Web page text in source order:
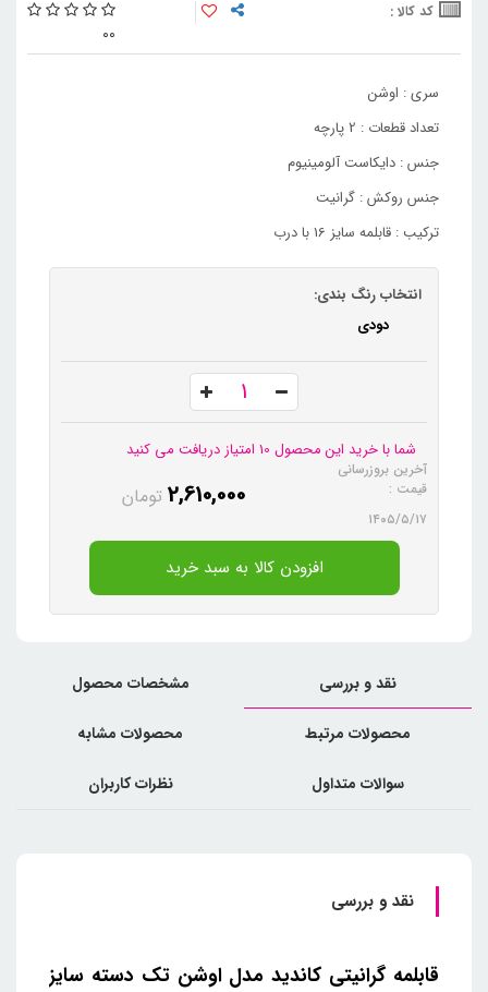
کد کالا :
00
سری : اوشن
تعداد قطعات : 2 پارچه
جنس : دایکاست آلومینیوم
جنس روکش : گرانیت
ترکیب : قابلمه سایز 16 با درب
انتخاب رنگ بندی:
دودی
شما با خرید این محصول 10 امتیاز دریافت می کنید
آخرین بروزرسانی
قیمت :
۱۴۰۵/۵/۱۷
2,610,000 تومان
افزودن کالا به سبد خرید
نقد و بررسی مشخصات محصول
محصولات مرتبط محصولات مشابه
سوالات متداول نظرات کاربران
نقد و بررسی
قابلمه گرانیتی کاندید مدل اوشن تک دسته سایز